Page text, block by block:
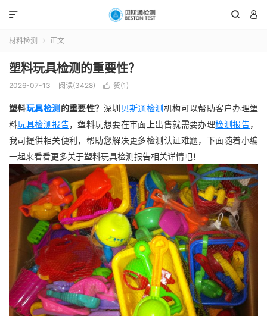
 

材料检测  正文
塑料玩具检测的重要性？
2026-07-13 阅读(3428)  赞(1 )
塑料玩具检测 的重要性？ 深圳 贝斯通检测机构可以帮助客户办理塑
料玩具检测报告，塑料玩想要在市面上出售就需要办理检测报告，
我司提供相关便利，帮助您解决更多检测认证难题，下面随着小编
一起来看看更多关于塑料玩具检测报告相关详情吧！